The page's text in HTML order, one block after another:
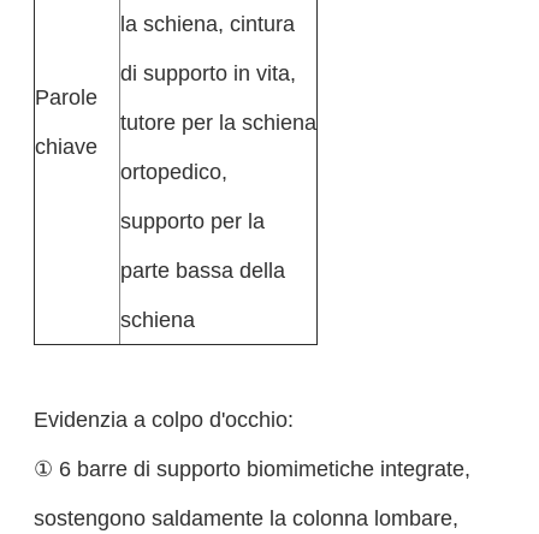
Parole
chiave
la schiena, cintura
di supporto in vita,
tutore per la schiena
ortopedico,
supporto per la
parte bassa della
schiena
Evidenzia a colpo d'occhio:
① 6 barre di supporto biomimetiche integrate,
sostengono saldamente la colonna lombare,